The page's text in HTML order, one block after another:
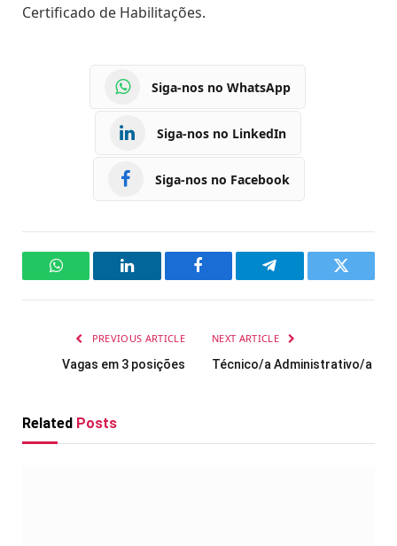
Certificado de Habilitações.
Siga-nos no WhatsApp
Siga-nos no LinkedIn
Siga-nos no Facebook
WhatsAppLinkedIn Facebook Telegram Twitter
PREVIOUS ARTICLE
Vagas em 3 posições
NEXT ARTICLE
Técnico/a Administrativo/a
Related Posts